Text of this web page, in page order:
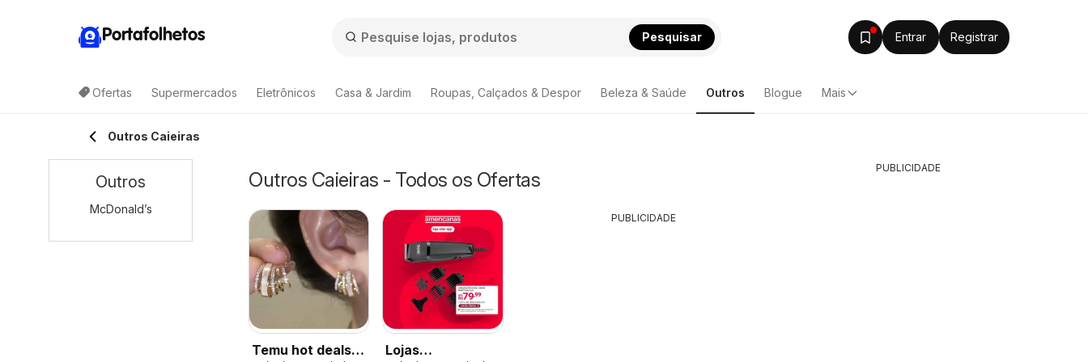
Portafolhetos Pesquisar Entrar Registrar
Ofertas Supermercados Eletrônicos Casa & Jardim Roupas, Calçados & Despor Beleza & Saúde Outros Blogue Mais
Outros Caieiras
Outros Caieiras - Todos os Ofertas
Temu hot deals –
Lojas
PUBLICIDADE
Outros
McDonald’s
PUBLICIDADE